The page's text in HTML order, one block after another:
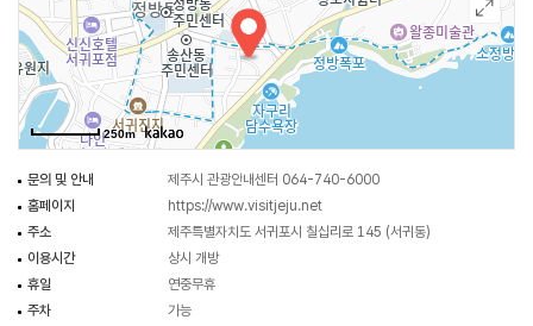
250m
문의 및 안내
제주시 관광안내센터 064-740-6000
홈페이지
https://www.visitjeju.net
주소
제주특별자치도 서귀포시 칠십리로 145 (서귀동)
이용시간
상시 개방
휴일
연중무휴
주차
가능